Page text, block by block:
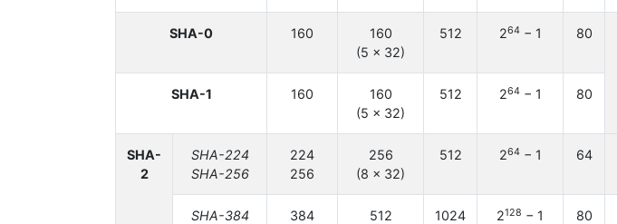
SHA-0 160
160
(5 × 32)
512 264− 1 80
SHA-1 160
160
(5 × 32)
512 264− 1 80
SHA-
2
SHA-224
SHA-256
224
256
256
(8 × 32)
512 264− 1 64
SHA-384
384
512
1024 2128 − 1 80